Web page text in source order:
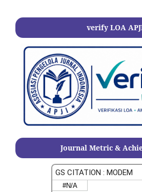
verify LOA
Journal Metric &